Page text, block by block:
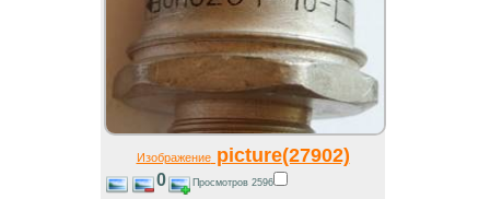
Изображениеpicture(27902)
0 Просмотров 2596